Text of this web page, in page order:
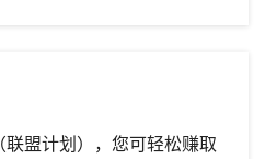
（联盟计划），您可轻松赚取